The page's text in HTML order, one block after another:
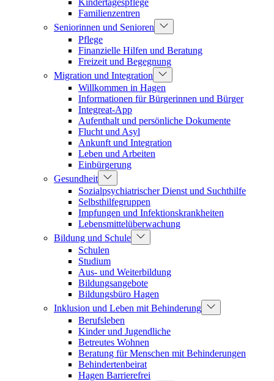
Kindertagespflege
Familienzentren
Seniorinnen und Senioren
Pflege
Finanzielle Hilfen und Beratung
Freizeit und Begegnung
Migration und Integration
Willkommen in Hagen
Informationen für Bürgerinnen und Bürger
Integreat-App
Aufenthalt und persönliche Dokumente
Flucht und Asyl
Ankunft und Integration
Leben und Arbeiten
Einbürgerung
Gesundheit
Sozialpsychiatrischer Dienst und Suchthilfe
Selbsthilfegruppen
Impfungen und Infektionskrankheiten
Lebensmittelüberwachung
Bildung und Schule
Schulen
Studium
Aus- und Weiterbildung
Bildungsangebote
Bildungsbüro Hagen
Inklusion und Leben mit Behinderung
Berufsleben
Kinder und Jugendliche
Betreutes Wohnen
Beratung für Menschen mit Behinderungen
Behindertenbeirat
Hagen Barrierefrei